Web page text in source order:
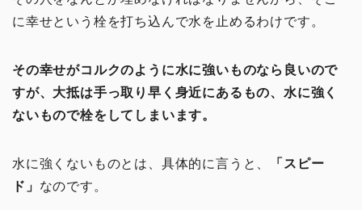
に幸せという栓を打ち込んで水を止めるわけです。
その幸せがコルクのように水に強いものなら良いので
すが、大抵は手っ取り早く身近にあるもの、水に強く
ないもので栓をしてしまいます。
水に強くないものとは、具体的に言うと、
「スピー
ド」 なのです。